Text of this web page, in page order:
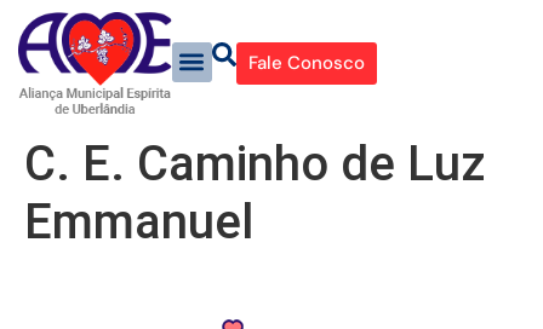
Fale Conosco
C. E. Caminho de Luz
Emmanuel